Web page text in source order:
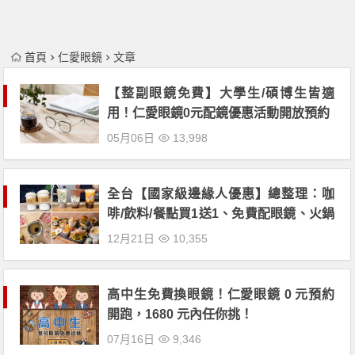
首頁 仁愛眼鏡 文章
【整副眼鏡免費】大學生/碩博生皆適
用！仁愛眼鏡0元配鏡優惠活動開放預約
05月06日 13,998
全台【國家級邊緣人優惠】總整理：咖
啡/飲料/餐點買1送1、免費配眼鏡、火鍋
贈海鮮拼盤、買便當送雞湯、住宿專案
12月21日 10,355
高中生免費換眼鏡！仁愛眼鏡 0 元預約
開跑，1680 元內任你挑！
07月16日 9,346